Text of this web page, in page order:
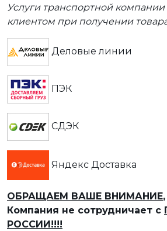
Услуги транспортной
клиентом при получении
Деловые линии
ПЭК
СДЭК
Яндекс Доставка
ОБРАЩАЕМ ВАШЕ ВНИМАНИЕ
Компания не сотрудничает с
РОССИИ!!!!